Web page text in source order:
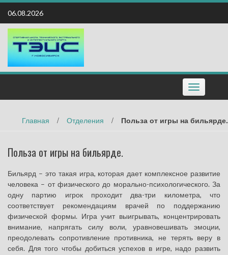
Наверх
06.08.2026
Toggle
navigation
Главная / Отделения / Польза от игры на бильярде.
Польза от игры на бильярде.
Бильярд – это такая игра, которая дает комплексное развитие
человека – от физического до морально-психологического. За
одну партию игрок проходит два-три километра, что
соответствует рекомендациям врачей по поддержанию
физической формы. Игра учит выигрывать, концентрировать
внимание, напрягать силу воли, уравновешивать эмоции,
преодолевать сопротивление противника, не терять веру в
себя. Для того чтобы добиться успехов в игре, надо развить